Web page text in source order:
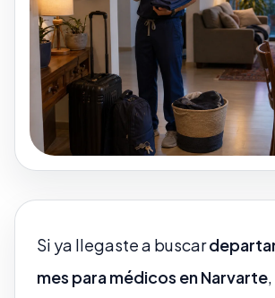
Si ya llegaste a buscar
mes para médicos en Narvarte